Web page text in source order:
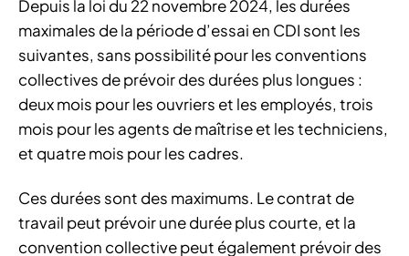
Depuis la loi du 22 novembre 2024, les durées
maximales de la période d’essai en CDI sont les
suivantes, sans possibilité pour les conventions
collectives de prévoir des durées plus longues :
deux mois pour les ouvriers et les employés, trois
mois pour les agents de maîtrise et les techniciens,
et quatre mois pour les cadres.
Ces durées sont des maximums. Le contrat de
travail peut prévoir une durée plus courte, et la
convention collective peut également prévoir des